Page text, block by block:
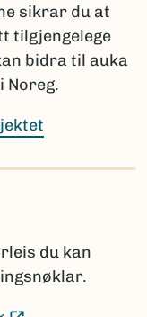
til en
hvor og når
Artsdatabanken
navneregister
gjennom
sikrar du at
tilgjengelege
bidra til auka
Noreg.
du kan